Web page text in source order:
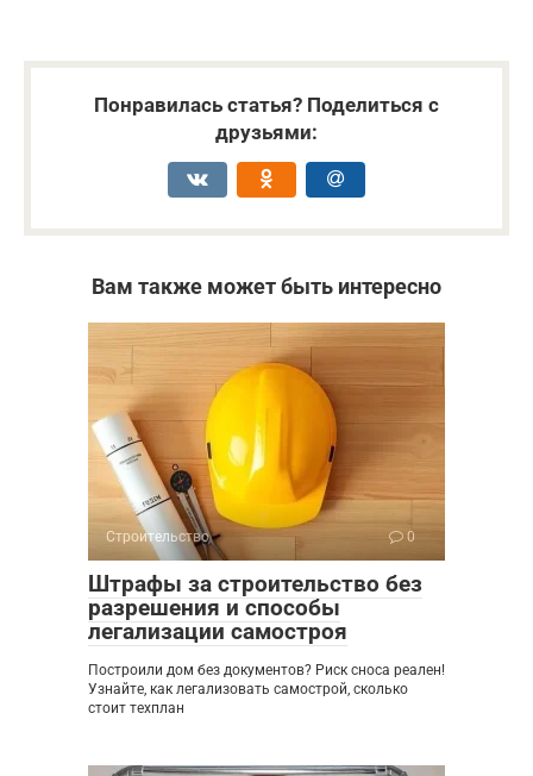
Понравилась статья? Поделиться с
друзьями:
Вам также может быть интересно
Строительство 0
Штрафы за строительство без
разрешения и способы
легализации самостроя
Построили дом без документов? Риск сноса реален!
Узнайте, как легализовать самострой, сколько
стоит техплан